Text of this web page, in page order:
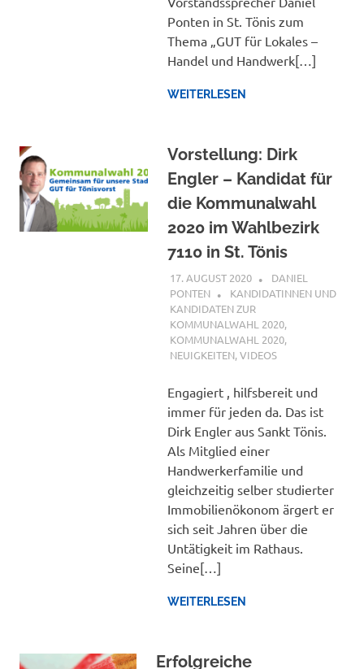
Ponten in St. Tönis zum
Thema „GUT für Lokales –
Handel und Handwerk[…]
WEITERLESEN
Vorstellung: Dirk
Engler – Kandidat für
die Kommunalwahl
2020 im Wahlbezirk
7110 in St. Tönis
17. AUGUST 2020
DANIEL
PONTEN
KANDIDATINNEN UND
KANDIDATEN ZUR
KOMMUNALWAHL 2020,
KOMMUNALWAHL 2020,
NEUIGKEITEN,VIDEOS
Engagiert , hilfsbereit und
immer für jeden da. Das ist
Dirk Engler aus Sankt Tönis.
Als Mitglied einer
Handwerkerfamilie und
gleichzeitig selber studierter
Immobilienökonom ärgert er
sich seit Jahren über die
Untätigkeit im Rathaus.
Seine[…]
WEITERLESEN
Erfolgreiche